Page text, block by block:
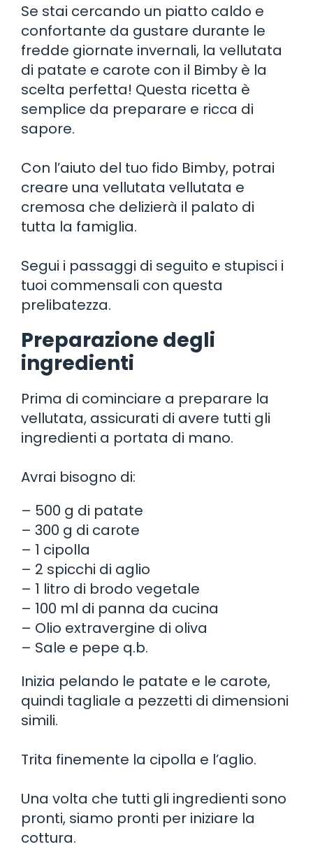
Se stai cercando un piatto caldo e
confortante da gustare durante le
fredde giornate invernali, la vellutata
di patate e carote con il Bimby è la
scelta perfetta! Questa ricetta è
semplice da preparare e ricca di
sapore.
Con l’aiuto del tuo fido Bimby, potrai
creare una vellutata vellutata e
cremosa che delizierà il palato di
tutta la famiglia.
Segui i passaggi di seguito e stupisci i
tuoi commensali con questa
prelibatezza.
Preparazione degli
ingredienti
Prima di cominciare a preparare la
vellutata, assicurati di avere tutti gli
ingredienti a portata di mano.
Avrai bisogno di:
– 500 g di patate
– 300 g di carote
– 1 cipolla
– 2 spicchi di aglio
– 1 litro di brodo vegetale
– 100 ml di panna da cucina
– Olio extravergine di oliva
– Sale e pepe q.b.
Inizia pelando le patate e le carote,
quindi tagliale a pezzetti di dimensioni
simili.
Trita finemente la cipolla e l’aglio.
Una volta che tutti gli ingredienti sono
pronti, siamo pronti per iniziare la
cottura.